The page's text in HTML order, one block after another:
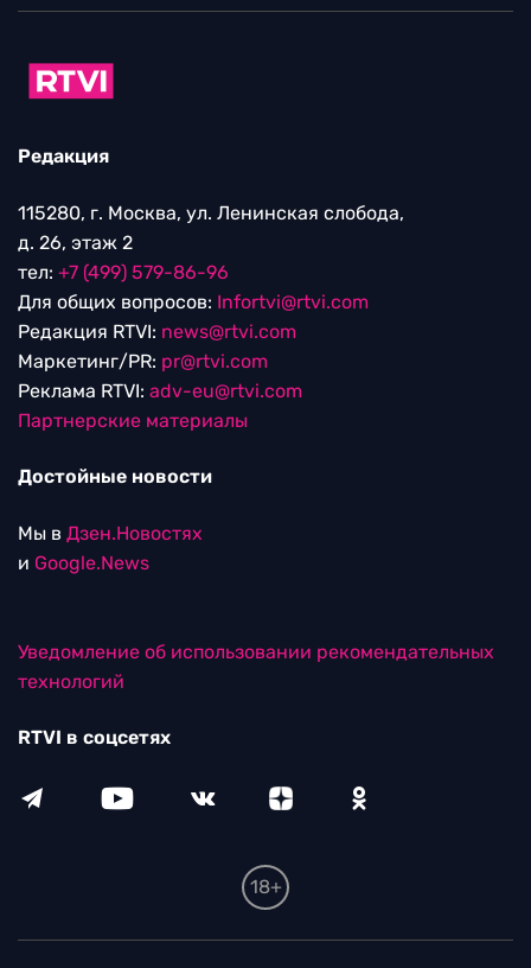
Редакция
115280, г. Москва, ул. Ленинская слобода,
д. 26, этаж 2
тел: +7 (499) 579-86-96
Для общих вопросов: Infortvi@rtvi.com
Редакция RTVI: news@rtvi.com
Маркетинг/PR: pr@rtvi.com
Реклама RTVI: adv-eu@rtvi.com
Партнерские материалы
Достойные новости
Мы в Дзен.Новостях
и Google.News
Уведомление об использовании рекомендательных
технологий
RTVI в соцсетях
18+